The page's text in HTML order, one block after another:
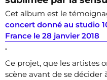
Cet album est le
concert donné au studio
France le 28 janvier 2018
.
Ce projet, que les artistes
scène avant de se décider